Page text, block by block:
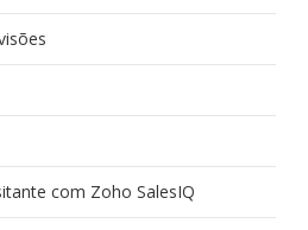
com Zoho SalesIQ